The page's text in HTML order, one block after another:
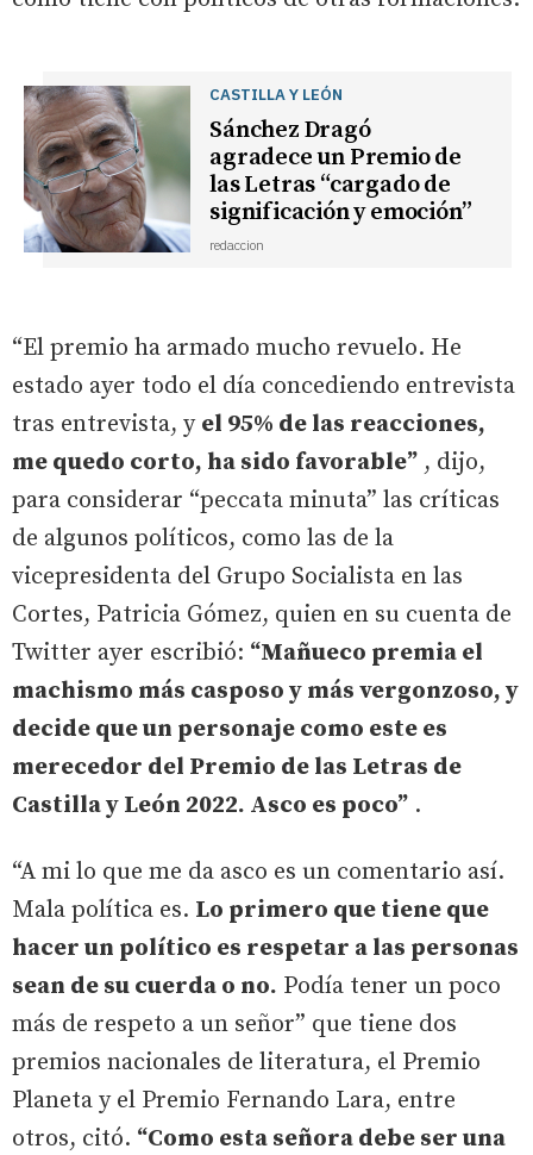
CASTILLA Y LEÓN
Sánchez Dragó
agradece un Premio de
las Letras “cargado de
significación y emoción”
redaccion
“El premio ha armado mucho revuelo. He
estado ayer todo el día concediendo entrevista
tras entrevista, y el 95% de las reacciones,
me quedo corto, ha sido favorable” , dijo,
para considerar “peccata minuta” las críticas
de algunos políticos, como las de la
vicepresidenta del Grupo Socialista en las
Cortes, Patricia Gómez, quien en su cuenta de
Twitter ayer escribió: “Mañueco premia el
machismo más casposo y más vergonzoso, y
decide que un personaje como este es
merecedor del Premio de las Letras de
Castilla y León 2022. Asco es poco” .
“A mi lo que me da asco es un comentario así.
Mala política es. Lo primero que tiene que
hacer un político es respetar a las personas
sean de su cuerda o no. Podía tener un poco
más de respeto a un señor” que tiene dos
premios nacionales de literatura, el Premio
Planeta y el Premio Fernando Lara, entre
otros, citó. “Como esta señora debe ser una